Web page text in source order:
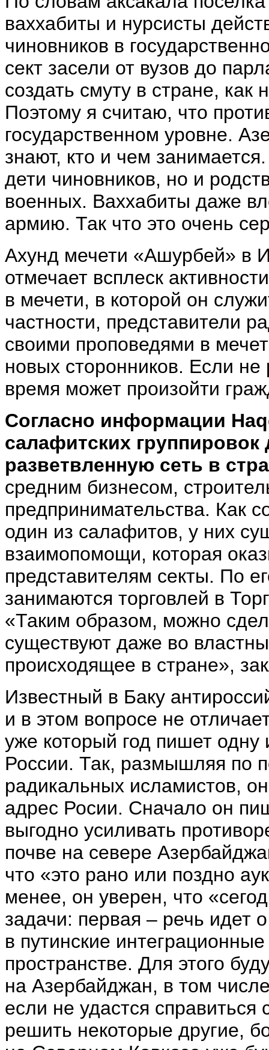
ваххабиты и нурсисты
чиновников в
сект засели от вузов до
создать смуту в стране,
Поэтому я считаю, что
государственном уровне.
знают, кто и чем
дети чиновников, но и
военных. Ваххабиты даже
армию. Так что это очень
Ахунд мечети «Ашурбей» в
отмечает всплеск
в мечети, в которой он
частности, представители
своими проповедями в
новых сторонников. Если
время может произойти
Согласно информации
салафитских
разветвленную сеть в
средним бизнесом,
предпринимательства. Как
один из салафитов, у них
взаимопомощи, которая
представителям секты. По
занимаются торговлей в
«Таким образом, можно
существуют даже во
происходящее в стране»,
Известный в Баку
и в этом вопросе не
уже который год пишет
России. Так, размышляя по
радикальных исламистов,
адрес Росии. Сначало он
выгодно усиливать
почве на севере
что «это рано или поздно
менее, он уверен, что
задачи: первая – речь идет
в путинские
пространстве. Для этого
на Азербайджан, в том
если не удастся
решить некоторые другие,